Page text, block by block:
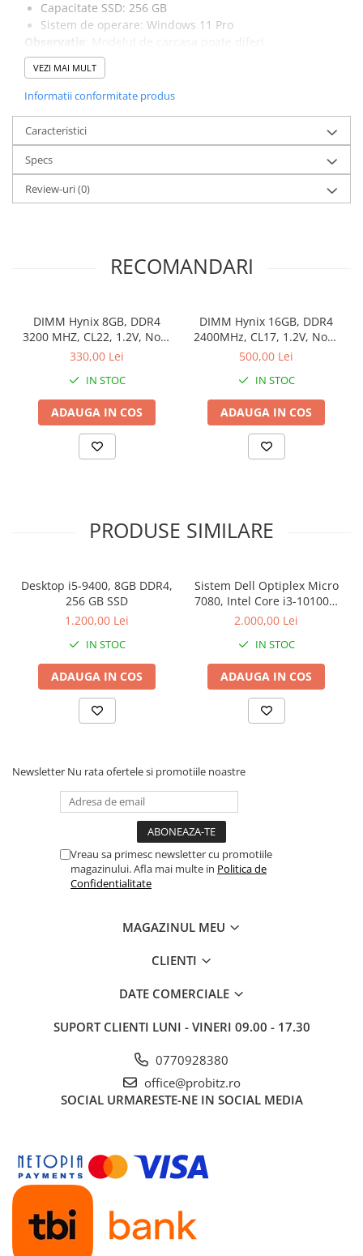
Capacitate SSD: 256 GB
Sistem de operare: Windows 11 Pro
Observatie
: Modelul de carcasa poate diferi.
VEZI MAI MULT
Informatii conformitate produs
Caracteristici
Specs
Review-uri(0)
RECOMANDARI
DIMM Hynix 8GB, DDR4
3200 MHZ, CL22, 1.2V, Non-
ECC, bulk
330,00 Lei
IN STOC
ADAUGA IN COS
DIMM Hynix 16GB, DDR4
2400MHz, CL17, 1.2V, Non-
ECC, 2Rx8, bulk
500,00 Lei
IN STOC
ADAUGA IN COS
PRODUSE SIMILARE
Desktop i5-9400, 8GB DDR4,
256 GB SSD
1.200,00 Lei
IN STOC
ADAUGA IN COS
Sistem Dell Optiplex Micro
7080, Intel Core i3-10100T,
16 GB RAM, 512 GB SSD,
2.000,00 Lei
IN STOC
ADAUGA IN COS
Newsletter Nu rata ofertele si promotiile noastre
Vreau sa primesc newsletter cu promotiile
magazinului. Afla mai multe in Politica de
Confidentialitate
MAGAZINUL MEU
CLIENTI
DATE COMERCIALE
SUPORT CLIENTI LUNI - VINERI 09.00 - 17.30
0770928380
office@probitz.ro
SOCIAL URMARESTE-NE IN SOCIAL MEDIA